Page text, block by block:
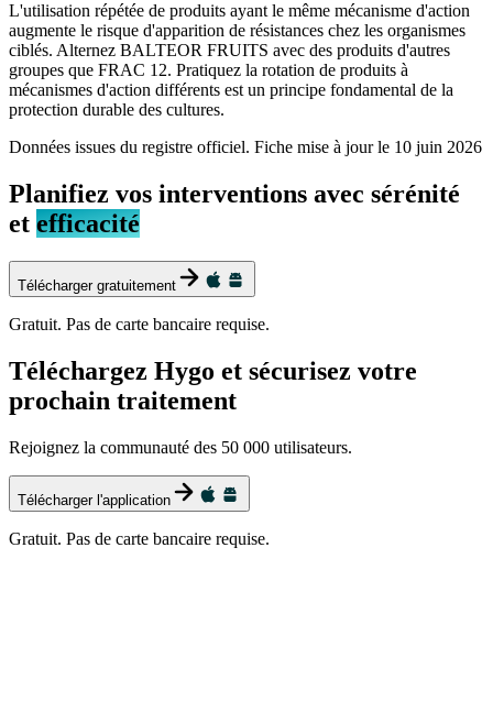
L'utilisation répétée de produits ayant le même mécanisme d'action
augmente le risque d'apparition de résistances chez les organismes
ciblés. Alternez BALTEOR FRUITS avec des produits d'autres
groupes que FRAC 12. Pratiquez la rotation de produits à
mécanismes d'action différents est un principe fondamental de la
protection durable des cultures.
Données issues du registre officiel. Fiche mise à jour le 10 juin 2026
Planifiez vos interventions avec sérénité
et efficacité
Télécharger gratuitement
Gratuit. Pas de carte bancaire requise.
Téléchargez Hygo et sécurisez votre
prochain traitement
Rejoignez la communauté des 50 000 utilisateurs.
Télécharger l'application
Gratuit. Pas de carte bancaire requise.